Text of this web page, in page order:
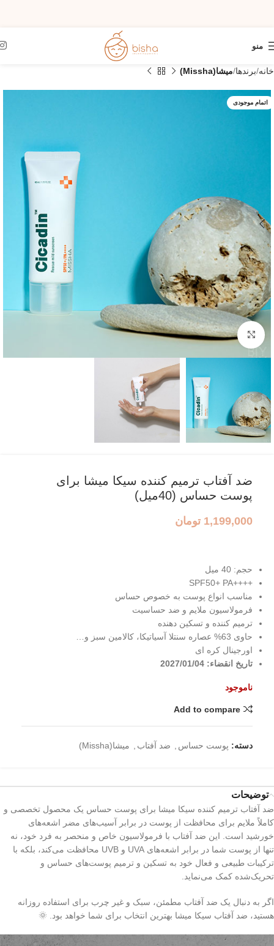
منو
خانه برندها میشا(Missha)
اتمام موجودی
بزرگنمایی تصویر
ضد آفتاب ترمیم کننده سیکا میشا برای
پوست حساس (40میل)
1,199,000 تومان
حجم: 40 میل
++++SPF50+ PA
مناسب انواع پوست به خصوص حساس
فرمولاسیون ملایم و ضد حساسیت
ترمیم کننده و تسکین دهنده
حاوی 63% عصاره سنتلا آسیاتیکا، کالامین سبز و…
اورجینال کره ای
تاریخ انقضاء: 2027/01/04
ناموجود
Add to compare
دسته: پوست حساس ضد آفتاب میشا(Missha)
توضیحات
ضد آفتاب ترمیم کننده سیکا میشا برای پوست حساس یک محصول تخصصی و
کاملاً ملایم برای محافظت از پوست در برابر آسیب‌های مضر اشعه‌های
خورشید است. این ضد آفتاب با فرمولاسیون خاص و منحصر به فرد خود، نه
تنها از پوست شما در برابر اشعه‌های UVA و UVB محافظت می‌کند، بلکه با
ترکیبات طبیعی و فعال خود به تسکین و ترمیم پوست‌های حساس و
تحریک‌شده کمک می‌نماید.
اگر به دنبال یک ضد آفتاب مطمئن، سبک و غیر چرب برای استفاده روزانه
هستید، ضد آفتاب سیکا میشا بهترین انتخاب برای شما خواهد بود. 🌞